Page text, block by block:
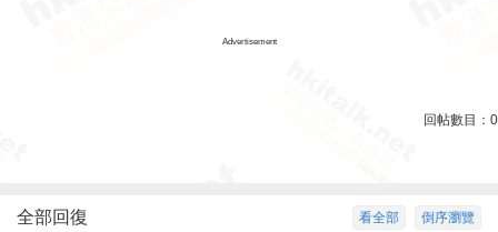
Advertisement
回帖數目： 0
倒序瀏覽
看全部
全部回復